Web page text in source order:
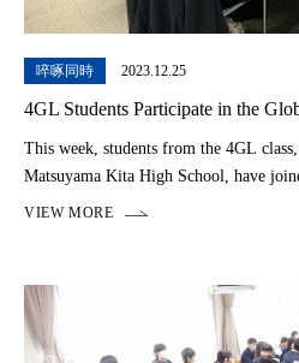
啐啄同時 2023.12.25
4GL Students Participate in the
This week, students from the 4GL
Matsuyama Kita High School, have